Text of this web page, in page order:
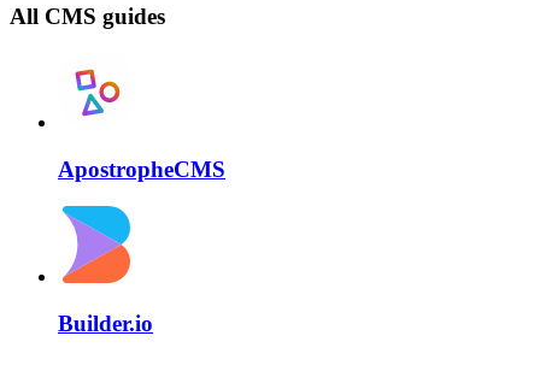
All CMS guides
ApostropheCMS
Builder.io